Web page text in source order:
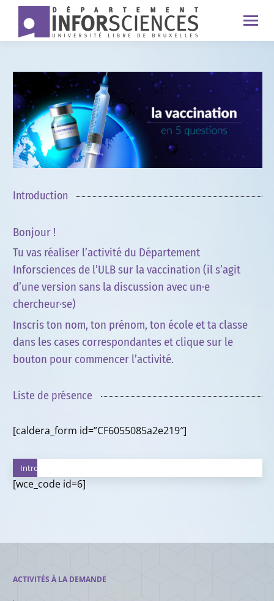
Introduction
Bonjour !
Tu vas réaliser l’activité du Département
Inforsciences de l’ULB sur la vaccination (il s’agit
d’une version sans la discussion avec un·e
chercheur·se)
Inscris ton nom, ton prénom, ton école et ta classe
dans les cases correspondantes et clique sur le
bouton pour commencer l’activité.
Liste de présence
[caldera_form id=”CF6055085a2e219″]
Introduction
[wce_code id=6]
ACTIVITÉS À LA DEMANDE